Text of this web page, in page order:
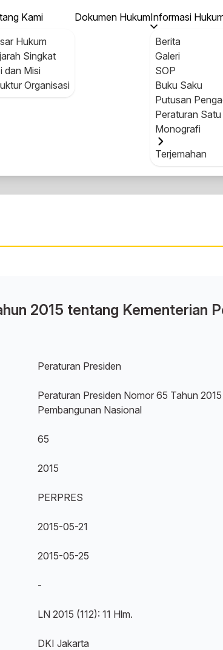
Kami
Hukum
Singkat
dan Misi
Organisasi
Dokumen HukumInformasi
Berita
Galeri
SOP
Buku Saku
Putusan
Peraturan
Monografi
Terjemahan
DOKUMEN HUKUM
2015 tentang Kementerian
Peraturan Presiden
Peraturan Presiden Nomor 65 Tahun
Pembangunan Nasional
65
2015
PERPRES
2015-05-21
2015-05-25
-
LN 2015 (112): 11 Hlm.
DKI Jakarta